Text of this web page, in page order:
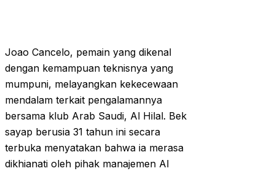
Joao Cancelo, pemain yang dikenal
dengan kemampuan teknisnya yang
mumpuni, melayangkan kekecewaan
mendalam terkait pengalamannya
bersama klub Arab Saudi, Al Hilal. Bek
sayap berusia 31 tahun ini secara
terbuka menyatakan bahwa ia merasa
dikhianati oleh pihak manajemen Al